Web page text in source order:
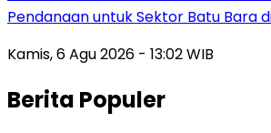
Pendanaan untuk Sektor Batu Bara
Kamis, 6 Agu 2026 - 13:02 WIB
Berita Populer